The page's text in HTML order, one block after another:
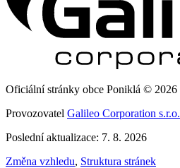
Oficiální stránky obce Poniklá © 2026
Provozovatel Galileo Corporation s.r.o.
Poslední aktualizace: 7. 8. 2026
Změna vzhledu, Struktura stránek